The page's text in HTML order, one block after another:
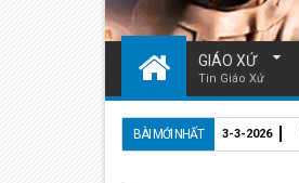
GIÁO XỨ
Tin Giáo Xứ
BÀI MỚI NHẤT 3-3-2026